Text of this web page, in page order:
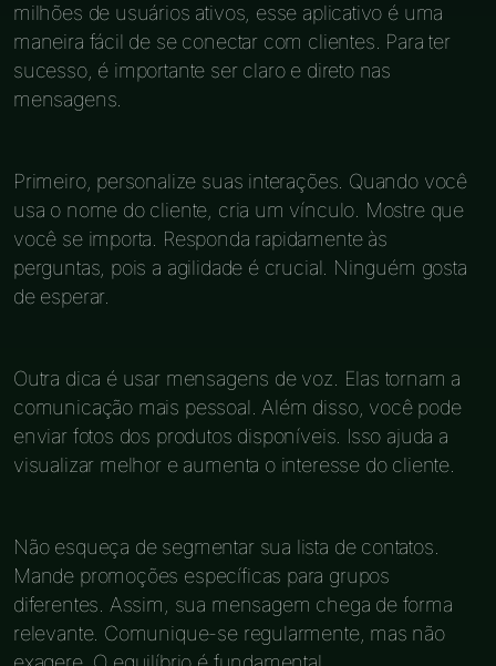
milhões de usuários ativos, esse aplicativo é uma
maneira fácil de se conectar com clientes. Para ter
sucesso, é importante ser claro e direto nas
mensagens.
Primeiro, personalize suas interações. Quando você
usa o nome do cliente, cria um vínculo. Mostre que
você se importa. Responda rapidamente às
perguntas, pois a agilidade é crucial. Ninguém gosta
de esperar.
Outra dica é usar mensagens de voz. Elas tornam a
comunicação mais pessoal. Além disso, você pode
enviar fotos dos produtos disponíveis. Isso ajuda a
visualizar melhor e aumenta o interesse do cliente.
Não esqueça de segmentar sua lista de contatos.
Mande promoções específicas para grupos
diferentes. Assim, sua mensagem chega de forma
relevante. Comunique-se regularmente, mas não